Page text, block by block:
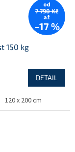
od
7 790 Kč
až
–17 %
150 kg
DETAIL
120 x 200 cm